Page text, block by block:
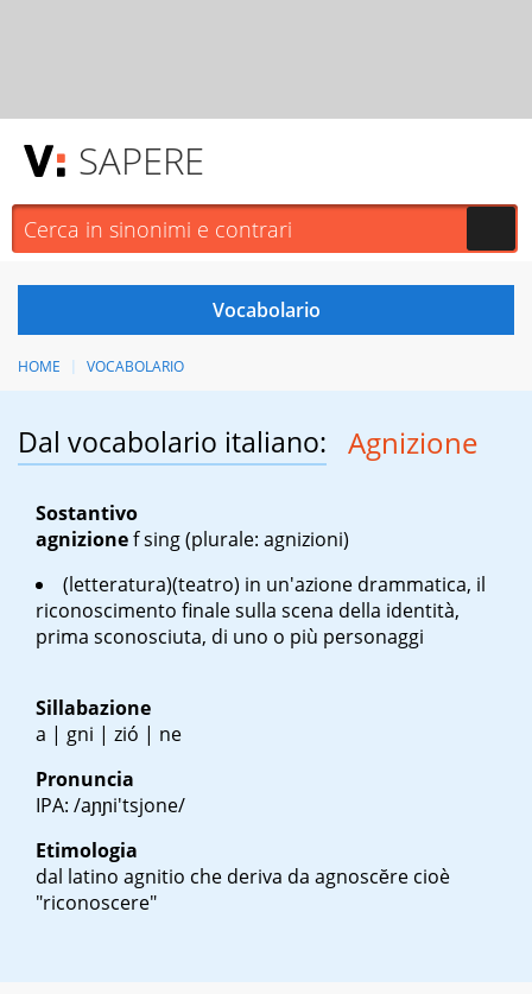
SAPERE
HOME VOCABOLARIO
Dal vocabolario italiano: Agnizione
Sostantivo
agnizionef sing(plurale: agnizioni)
(letteratura)(teatro) in un'azione drammatica, il
riconoscimento finale sulla scena della identità,
prima sconosciuta, di uno o più personaggi
Sillabazione
a | gni | zió | ne
Pronuncia
IPA: /aɲɲi'tsjone/
Etimologia
dal latino agnitio che deriva da agnoscĕre cioè
"riconoscere"